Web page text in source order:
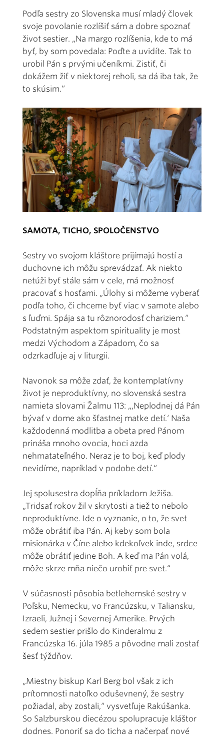
Podľa sestry zo Slovenska musí mladý človek
svoje povolanie rozlíšiť sám a dobre spoznať
život sestier. „Na margo rozlíšenia, kde to má
byť, by som povedala: Poďte a uvidíte. Tak to
urobil Pán s prvými učeníkmi. Zistiť, či
dokážem žiť v niektorej reholi, sa dá iba tak, že
to skúsim.“
SAMOTA, TICHO, SPOLOČENSTVO
Sestry vo svojom kláštore prijímajú hostí a
duchovne ich môžu sprevádzať. Ak niekto
netúži byť stále sám v cele, má možnosť
pracovať s hosťami. „Úlohy si môžeme vyberať
podľa toho, či chceme byť viac v samote alebo
s ľuďmi. Spája sa tu rôznorodosť chariziem.“
Podstatným aspektom spirituality je most
medzi Východom a Západom, čo sa
odzrkadľuje aj v liturgii.
Navonok sa môže zdať, že kontemplatívny
život je neproduktívny, no slovenská sestra
namieta slovami Žalmu 113: „,Neplodnej dá Pán
bývať v dome ako šťastnej matke detí.‘ Naša
každodenná modlitba a obeta pred Pánom
prináša mnoho ovocia, hoci azda
nehmatateľného. Neraz je to boj, keď plody
nevidíme, napríklad v podobe detí.“
Jej spolusestra dopĺňa príkladom Ježiša.
„Tridsať rokov žil v skrytosti a tiež to nebolo
neproduktívne. Ide o vyznanie, o to, že svet
môže obrátiť iba Pán. Aj keby som bola
misionárka v Číne alebo kdekoľvek inde, srdce
môže obrátiť jedine Boh. A keď ma Pán volá,
môže skrze mňa niečo urobiť pre svet.“
V súčasnosti pôsobia betlehemské sestry v
Poľsku, Nemecku, vo Francúzsku, v Taliansku,
Izraeli, Južnej i Severnej Amerike. Prvých
sedem sestier prišlo do Kinderalmu z
Francúzska 16. júla 1985 a pôvodne mali zostať
šesť týždňov.
„Miestny biskup Karl Berg bol však z ich
prítomnosti natoľko oduševnený, že sestry
požiadal, aby zostali,“ vysvetľuje Rakúšanka.
So Salzburskou diecézou spolupracuje kláštor
dodnes. Ponoriť sa do ticha a načerpať nové